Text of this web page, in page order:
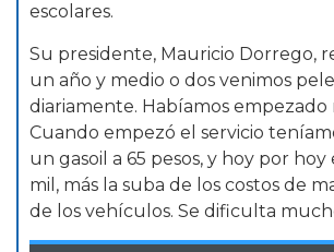
escolares.
Su presidente, Mauricio Dorrego,
un año y medio o dos venimos
diariamente. Habíamos empezado
Cuando empezó el servicio
un gasoil a 65 pesos, y hoy por hoy
mil, más la suba de los costos de
de los vehículos. Se dificulta